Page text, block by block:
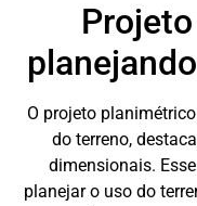
O projeto
do terreno,
dimensionais.
planejar o uso do